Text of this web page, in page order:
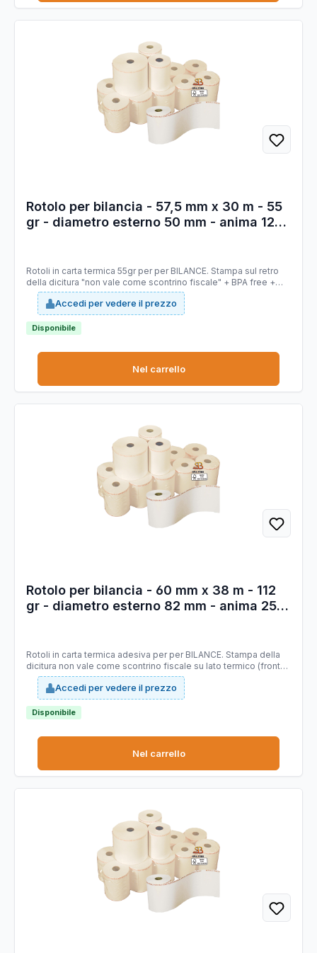
Rotolo per bilancia - 57,5 mm x 30 m - 55
gr - diametro esterno 50 mm - anima 12
Rotoli in carta termica 55gr per per BILANCE. Stampa sul retro
della dicitura "non vale come scontrino fiscale" + BPA free +
logo FSC. Tipo carta: termica Mitsubishi P5046 priva di
bisfenolo A (BPA FREE), stabilità immagine 10 anni, certificata
FSC. Larghezza 57,5 mm. Lunghezza 30 mt (+/-1%). Diametro
esterno rotolo 50 mm. Anima 12 mm. Grammatura 55g/m2
Accedi per vedere il prezzo
Disponibile
Nel carrello
Rotolo per bilancia - 60 mm x 38 m - 112
gr - diametro esterno 82 mm - anima 25
Rotoli in carta termica adesiva per per BILANCE. Stampa della
dicitura non vale come scontrino fiscale su lato termico (fronte),
lato sinistro. Tipo carta: termica adesiva priva di bisfenolo A
(BPA FREE), certificata FSC. Larghezza 60 mm. Lunghezza 38 mt
(+/-1%). Diametro esterno rotolo 82 mm. Anima 25 mm.
Grammatura 112g/m2 (+/-3%) - (frontale 64 g/m2 , supporto 48
g/m2).
Accedi per vedere il prezzo
Disponibile
Nel carrello